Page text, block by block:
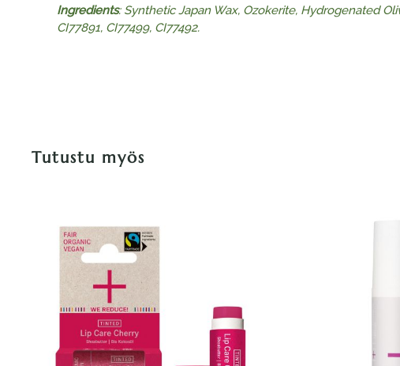
Ingredients: Synthetic Japan Wax, Ozokerite, Hydrogenated
CI77891, CI77499, CI77492.
Tutustu myös